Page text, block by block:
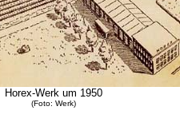
Horex-Werk um 1950
(Foto: Werk)